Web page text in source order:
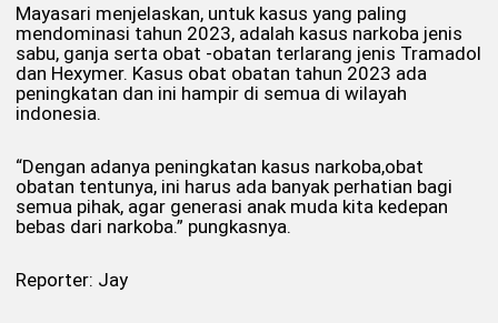
Mayasari menjelaskan, untuk kasus yang paling
mendominasi tahun 2023, adalah kasus narkoba jenis
sabu, ganja serta obat -obatan terlarang jenis Tramadol
dan Hexymer. Kasus obat obatan tahun 2023 ada
peningkatan dan ini hampir di semua di wilayah
indonesia.
“Dengan adanya peningkatan kasus narkoba,obat
obatan tentunya, ini harus ada banyak perhatian bagi
semua pihak, agar generasi anak muda kita kedepan
bebas dari narkoba.” pungkasnya.
Reporter: Jay